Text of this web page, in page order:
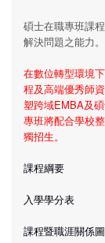
碩士在職專班課
解決問題之能力。
在數位轉型環境
程及高端優秀師
塑跨域EMBA及
專班將配合學校
獨招生。
課程綱要
入學學分表
課程暨職涯關係圖